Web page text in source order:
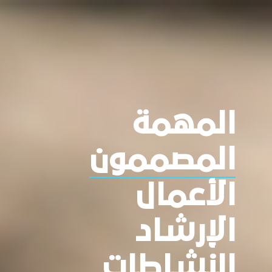
المهمة
المصممون
الأعمال
الإرشاد